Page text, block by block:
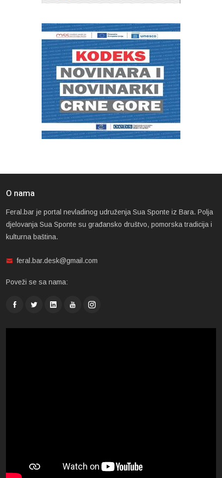
O nama
Feral.bar je portal nevladinog udruženja Sua Sponte iz Bara. Polja
djelovanja Sua Sponte su građansko društvo, pomorska tradicija i
kulturna baština.
feral.bar.desk@gmail.com
Poveži se sa nama: